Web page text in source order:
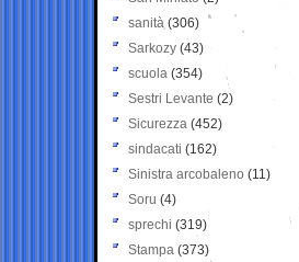
sanità (306)
Sarkozy (43)
scuola (354)
Sestri Levante (2)
Sicurezza (452)
sindacati (162)
Sinistra arcobaleno (11)
Soru (4)
sprechi (319)
Stampa (373)